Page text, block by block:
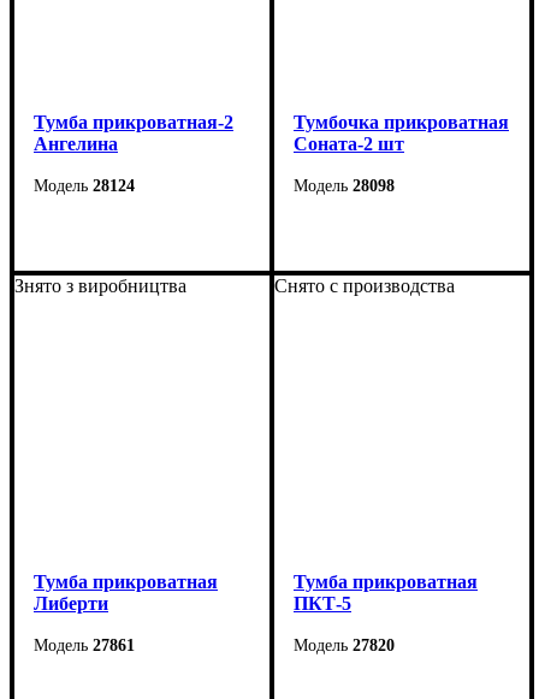
Тумба прикроватная-2
Ангелина
28124
Высота: 56 см
Глубина: 38 см
Тумбочка прикроватная
Соната-2 шт
28098
Высота: 42 см
Глубина: 39 см
Знято з виробництва
Тумба прикроватная
Либерти
27861
Снято с производства
Тумба прикроватная
ПКТ-5
27820